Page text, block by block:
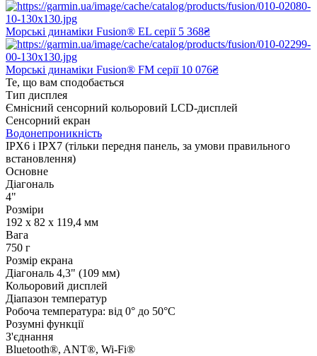
Морські динаміки Fusion® EL серії 5 368₴
Морські динаміки Fusion® FM серії 10 076₴
Те, що вам сподобається
Тип дисплея
Ємнісний сенсорний кольоровий LCD-дисплей
Сенсорний екран
Водонепроникність
IPX6 і IPX7 (тільки передня панель, за умови правильного
встановлення)
Основне
Діагональ
4"
Розміри
192 x 82 x 119,4 мм
Вага
750 г
Розмір екрана
Діагональ 4,3" (109 мм)
Кольоровий дисплей
Діапазон температур
Робоча температура: від 0° до 50°C
Розумні функції
З'єднання
Bluetooth®, ANT®, Wi-Fi®